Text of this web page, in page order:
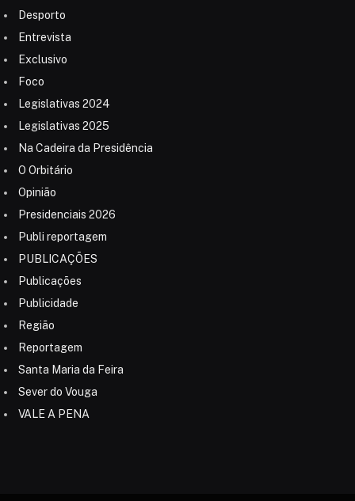
Desporto
Entrevista
Exclusivo
Foco
Legislativas 2024
Legislativas 2025
Na Cadeira da Presidência
O Orbitário
Opinião
Presidenciais 2026
Publi reportagem
PUBLICAÇÕES
Publicações
Publicidade
Região
Reportagem
Santa Maria da Feira
Sever do Vouga
VALE A PENA